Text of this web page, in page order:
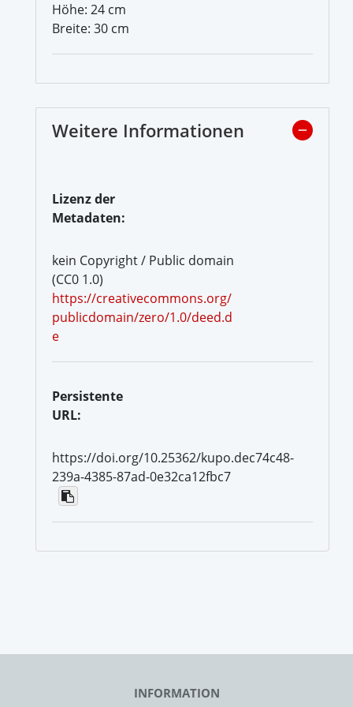
Höhe: 24 cm
Breite: 30 cm
Weitere Informationen
Lizenz der
Metadaten:
kein Copyright / Public domain
(CC0 1.0)
https://creativecommons.org/
publicdomain/zero/1.0/deed.d
e
Persistente
URL:
https://doi.org/10.25362/kupo.dec74c48-
239a-4385-87ad-0e32ca12fbc7
INFORMATION